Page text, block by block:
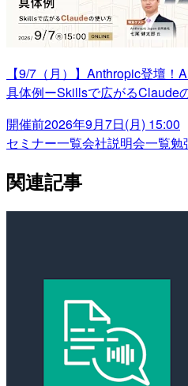
【9/7（月）】Anthropic登壇
具体例ーSkillsで広がるClaude
開催前2026年9月7日(月) 15:00
セミナー一覧会社説明会一覧勉
関連記事